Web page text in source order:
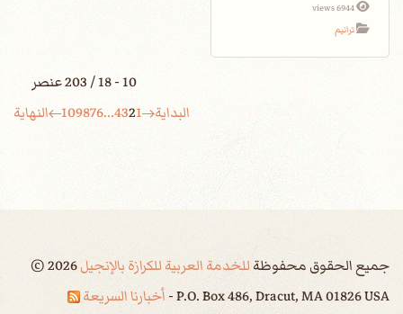
6944 views
ترانيم
10 - 18 / 203 عنصر
البداية
1
2
3
4
...
6
7
8
9
10 النهاية
جميع الحقوق محفوظةللخدمة العربية للكرازة بالإنجيل ©2026
P.O. Box 486, Dracut, MA 01826 USA - أخبارنا السريعة